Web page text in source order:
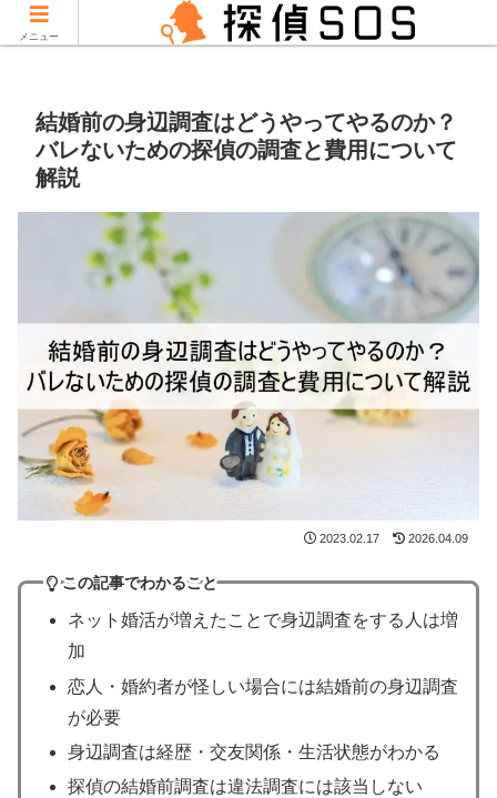
当サイトはPRを含みます。
結婚前の身辺調査はどうやってやるのか？
バレないための探偵の調査と費用について
解説
2023.02.17 2026.04.09
この記事でわかること
ネット婚活が増えたことで身辺調査をする人は増
加
恋人・婚約者が怪しい場合には結婚前の身辺調査
が必要
身辺調査は経歴・交友関係・生活状態がわかる
探偵の結婚前調査は違法調査には該当しない
メニュー